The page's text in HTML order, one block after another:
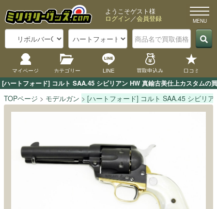
[ハートフォード] コルト SAA.45 シビリアン HW 真鍮古美仕上カスタム
ようこそゲスト様
ログイン／会員登録
マイページ カテゴリー LINE 買取申込み 口コミ
TOPページ モデルガン [ハートフォード] コルト SAA.45 シビリ